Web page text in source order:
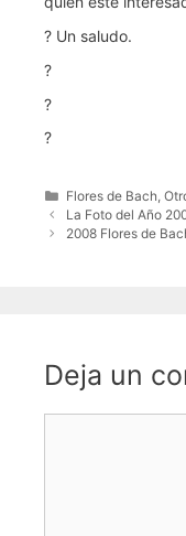
? Un saludo.
?
?
?
Categorías
Flores de Bach ,
La Foto del Año
2008 Flores de
Deja un